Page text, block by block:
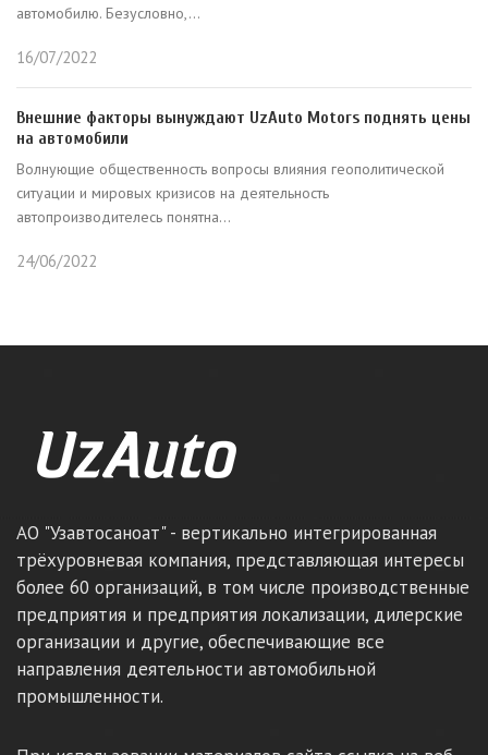
автомобилю. Безусловно,...
16/07/2022
Внешние факторы вынуждают UzAuto Motors поднять цены
на автомобили
Волнующие общественность вопросы влияния геополитической
ситуации и мировых кризисов на деятельность
автопроизводителесь понятна...
24/06/2022
АО "Узавтосаноат" - вертикально интегрированная
трёхуровневая компания, представляющая интересы
более 60 организаций, в том числе производственные
предприятия и предприятия локализации, дилерские
организации и другие, обеспечивающие все
направления деятельности автомобильной
промышленности.